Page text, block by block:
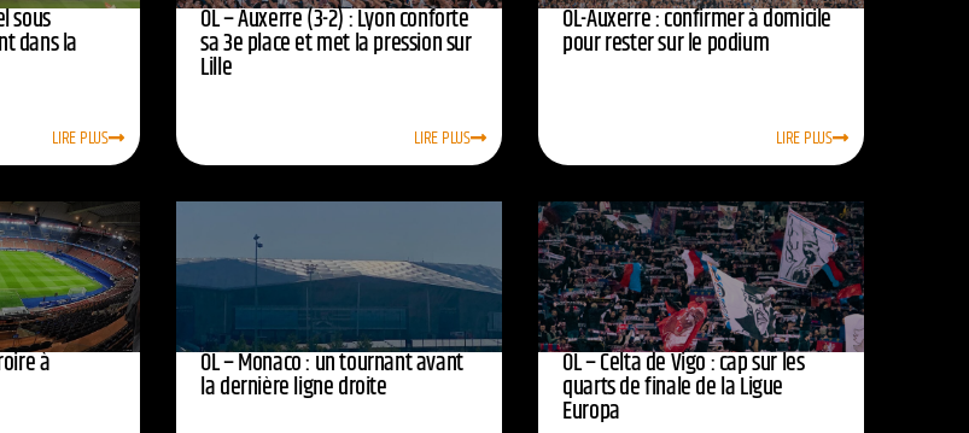
sous
dans la
LIRE PLUS
OL – Auxerre (3-2) : Lyon conforte
sa 3e place et met la pression sur
Lille
LIRE PLUS
OL-Auxerre : confirmer à domicile
pour rester sur le podium
LIRE PLUS
à OL – Monaco : un tournant avant
la dernière ligne droite
OL – Celta de Vigo : cap sur les
quarts de finale de la Ligue
Europa